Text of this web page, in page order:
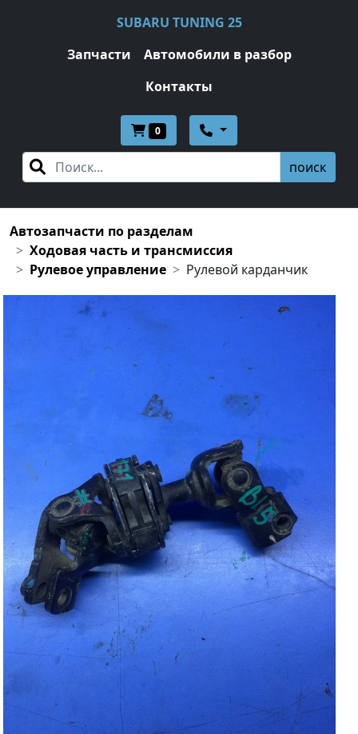
SUBARU TUNING 25
Запчасти
Автомобили в разбор
Контакты
0
поиск
Автозапчасти по разделам
Ходовая часть и трансмиссия
Рулевое управление
Рулевой карданчик